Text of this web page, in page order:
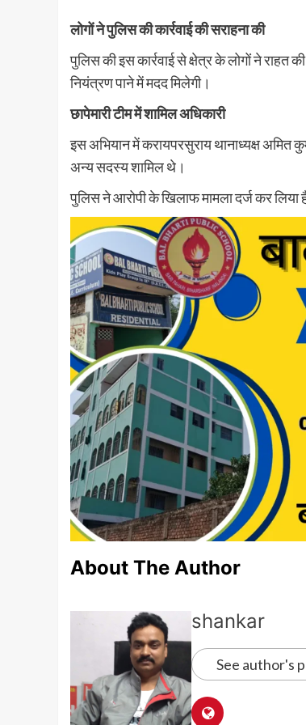
लोगों ने पुलिस की कार्रवाई की सराहना की
पुलिस की इस कार्रवाई से क्षेत्र के लोगों ने
नियंत्रण पाने में मदद मिलेगी।
छापेमारी टीम में शामिल अधिकारी
इस अभियान में करायपरसुराय थानाध्यक्ष अमित
अन्य सदस्य शामिल थे।
पुलिस ने आरोपी के खिलाफ मामला दर्ज कर
About The Author
shankar
See author's